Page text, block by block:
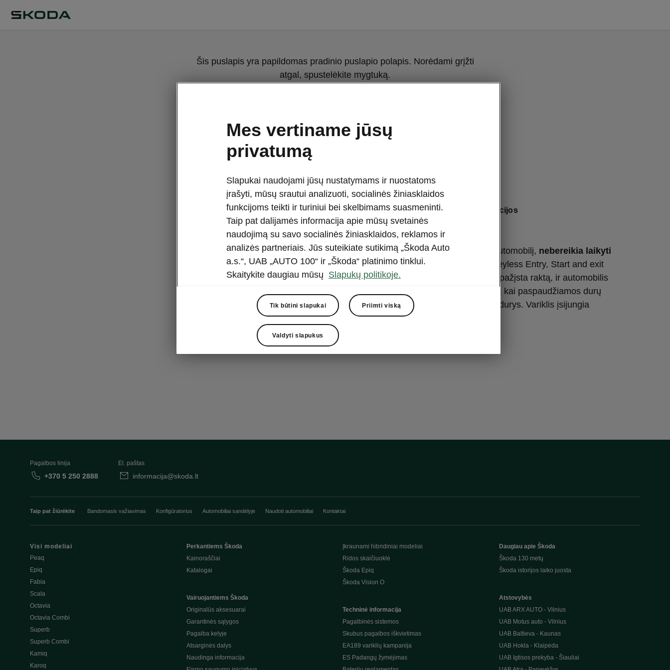
Šis puslapis yra papildomas pradinio puslapio polapis. Norėdami grįžti
atgal, spustelėkite mygtuką.
Škoda Kamiq komforto funkcijos
KESSY
Norint atidaryti ir užrakinti automobilį, nebereikia laikyti
rakto rankose
. KESSY („Keyless Entry, Start and exit
System“) valdymo blokas atpažįsta raktą, ir automobilis
, kai paspaudžiamos durų
rankenos arba užpakalinės durys. Variklis įsijungia
paspaudus mygtuką.
Pagalbos linija
+370 5 250 2888
El. paštas
informacija@skoda.lt
Taip pat žiūrėkite Bandomasis važiavimas Konfigūratorius Automobiliai sandėlyje Naudoti automobiliai Kontaktai
Visi modeliai
Peaq
Epiq
Fabia
Scala
Octavia
Octavia Combi
Superb
Superb Combi
Kamiq
Karoq
Perkantiems Škoda
Kainoraščiai
Katalogai
Vairuojantiems Škoda
Originalūs aksesuarai
Garantinės sąlygos
Pagalba kelyje
Atsarginės dalys
Naudinga informacija
Įkraunami hibridiniai modeliai
Ridos skaičiuoklė
Škoda Epiq
Škoda Vision O
Techninė informacija
Pagalbinės sistemos
Skubus pagalbos iškvietimas
EA189 variklių kampanija
ES Padangų žymėjimas
Daugiau apie Škoda
Škoda 130 metų
Škoda istorijos laiko juosta
Atstovybės
UAB ARX AUTO - Vilnius
UAB Motus auto - Vilnius
UAB Baltieva - Kaunas
UAB Hokla - Klaipėda
UAB Igtisos prekyba - Šiauliai
Mes vertiname jūsų
privatumą
Slapukai naudojami jūsų nustatymams ir nuostatoms
įrašyti, mūsų srautui analizuoti, socialinės žiniasklaidos
funkcijoms teikti ir turiniui bei skelbimams suasmeninti.
Taip pat dalijamės informacija apie mūsų svetainės
naudojimą su savo socialinės žiniasklaidos, reklamos ir
analizės partneriais. Jūs suteikiate sutikimą „Škoda Auto
a.s.“, UAB „AUTO 100“ ir „Škoda“ platinimo tinklui.
Skaitykite daugiau mūsų Slapukų politikoje.
Tik būtini slapukai Priimti viską
Valdyti slapukus